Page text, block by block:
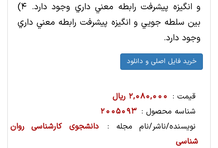
و انگيزه پيشرفت رابطه معني داري وجود دارد. 4)
بين سلطه جويي و انگيزه پيشرفت رابطه معني داري
وجود دارد.
قیمت : 2,080,000 ریال
شناسه محصول : 2005093
نویسنده/ناشر/نام مجله :
دانشجوی کارشناسی روان
شناسی